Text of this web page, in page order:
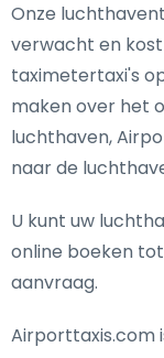
Onze
verwacht en
taximetertaxi's
maken over het
luchthaven,
naar de
U kunt uw
online boeken
aanvraag.
Airporttaxis.com